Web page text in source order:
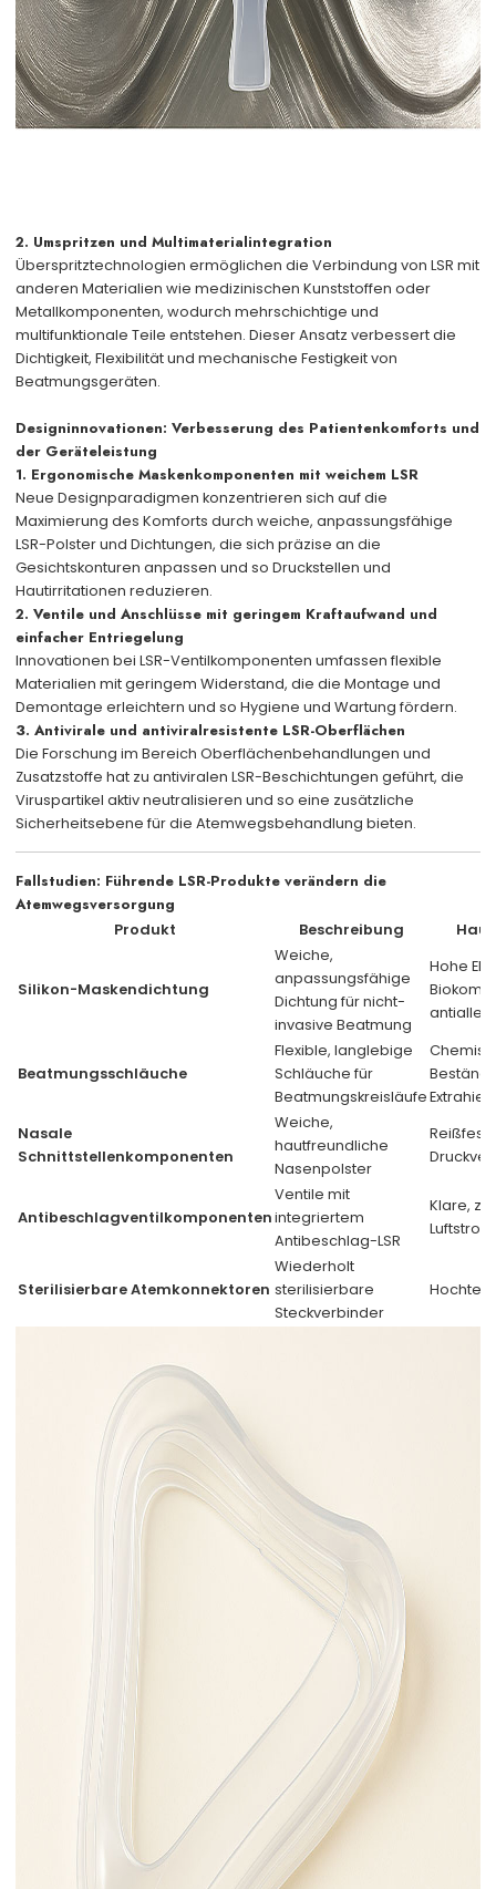
2. Umspritzen und Multimaterialintegration
Überspritztechnologien ermöglichen die Verbindung von LSR mit
anderen Materialien wie medizinischen Kunststoffen oder
Metallkomponenten, wodurch mehrschichtige und
multifunktionale Teile entstehen. Dieser Ansatz verbessert die
Dichtigkeit, Flexibilität und mechanische Festigkeit von
Beatmungsgeräten.
Designinnovationen: Verbesserung des Patientenkomforts und
der Geräteleistung
1. Ergonomische Maskenkomponenten mit weichem LSR
Neue Designparadigmen konzentrieren sich auf die
Maximierung des Komforts durch weiche, anpassungsfähige
LSR-Polster und Dichtungen, die sich präzise an die
Gesichtskonturen anpassen und so Druckstellen und
Hautirritationen reduzieren.
2. Ventile und Anschlüsse mit geringem Kraftaufwand und
einfacher Entriegelung
Innovationen bei LSR-Ventilkomponenten umfassen flexible
Materialien mit geringem Widerstand, die die Montage und
Demontage erleichtern und so Hygiene und Wartung fördern.
3. Antivirale und antiviralresistente LSR-Oberflächen
Die Forschung im Bereich Oberflächenbehandlungen und
Zusatzstoffe hat zu antiviralen LSR-Beschichtungen geführt, die
Viruspartikel aktiv neutralisieren und so eine zusätzliche
Sicherheitsebene für die Atemwegsbehandlung bieten.
Fallstudien: Führende LSR-Produkte verändern die
Atemwegsversorgung
Produkt
Beschreibung
Silikon-Maskendichtung
Weiche,
anpassungsfähige
Dichtung für nicht-
invasive Beatmung
Hohe
Beatmungsschläuche
Flexible, langlebige
Schläuche für
Beatmungskreisläufe
Nasale
Schnittstellenkomponenten
Weiche,
hautfreundliche
Nasenpolster
Antibeschlagventilkomponenten
Ventile mit
integriertem
Antibeschlag-LSR
Klare,
Sterilisierbare Atemkonnektoren
Wiederholt
sterilisierbare
Steckverbinder